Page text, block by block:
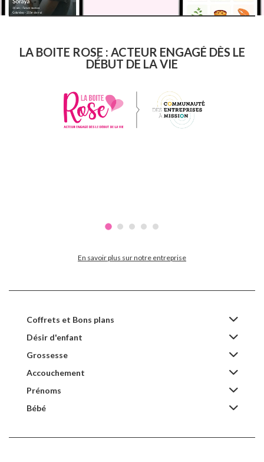
LA BOITE ROSE : ACTEUR ENGAGÉ DÈS LE
DÉBUT DE LA VIE
En savoir plus sur notre entreprise
Coffrets et Bons plans
Désir d'enfant
Grossesse
Accouchement
Prénoms
Bébé